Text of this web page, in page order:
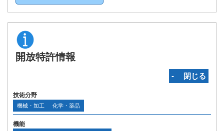
開放特許情報
‐ 閉じる
技術分野
機械・加工 化学・薬品
機能